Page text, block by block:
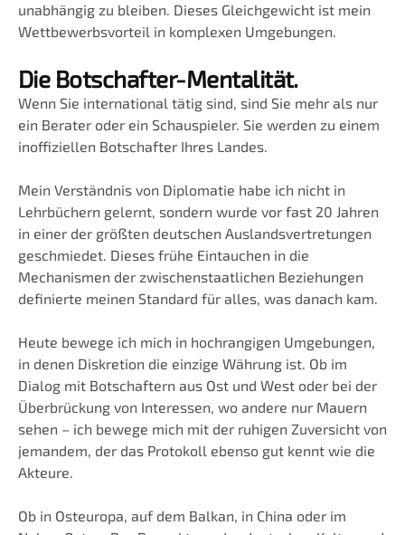
unabhängig zu bleiben. Dieses Gleichgewicht ist mein
Wettbewerbsvorteil in komplexen Umgebungen.
Die Botschafter-Mentalität.
Wenn Sie international tätig sind, sind Sie mehr als nur
ein Berater oder ein Schauspieler. Sie werden zu einem
inoffiziellen Botschafter Ihres Landes.
Mein Verständnis von Diplomatie habe ich nicht in
Lehrbüchern gelernt, sondern wurde vor fast 20 Jahren
in einer der größten deutschen Auslandsvertretungen
geschmiedet. Dieses frühe Eintauchen in die
Mechanismen der zwischenstaatlichen Beziehungen
definierte meinen Standard für alles, was danach kam.
Heute bewege ich mich in hochrangigen Umgebungen,
in denen Diskretion die einzige Währung ist. Ob im
Dialog mit Botschaftern aus Ost und West oder bei der
Überbrückung von Interessen, wo andere nur Mauern
sehen – ich bewege mich mit der ruhigen Zuversicht von
jemandem, der das Protokoll ebenso gut kennt wie die
Akteure.
Ob in Osteuropa, auf dem Balkan, in China oder im